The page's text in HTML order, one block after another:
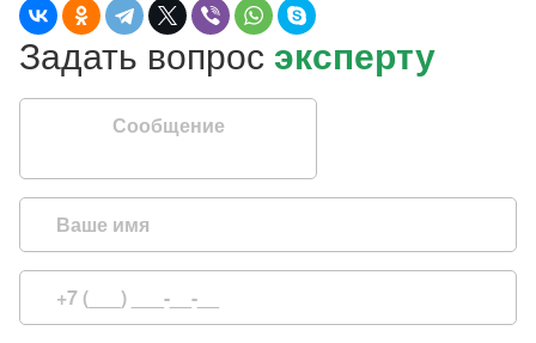
Задать вопрос эксперту
Сообщение